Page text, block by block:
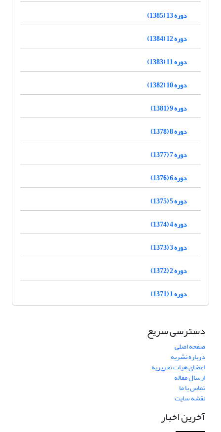
دوره 13 (1385)
دوره 12 (1384)
دوره 11 (1383)
دوره 10 (1382)
دوره 9 (1381)
دوره 8 (1378)
دوره 7 (1377)
دوره 6 (1376)
دوره 5 (1375)
دوره 4 (1374)
دوره 3 (1373)
دوره 2 (1372)
دوره 1 (1371)
دسترسی سریع
صفحه اصلی
درباره نشریه
اعضای هیات تحریریه
ارسال مقاله
تماس با ما
نقشه سایت
آخرین اخبار